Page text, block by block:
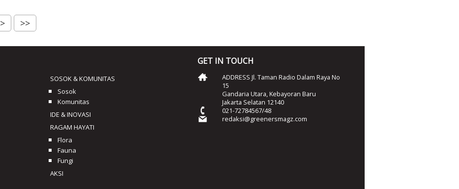
> >>
SOSOK & KOMUNITAS
Sosok
Komunitas
IDE & INOVASI
RAGAM HAYATI
Flora
Fauna
Fungi
AKSI
GET IN TOUCH
ADDRESS Jl. Taman Radio Dalam Raya No
15
Gandaria Utara, Kebayoran Baru
Jakarta Selatan 12140
021-72784567/48
redaksi@greenersmagz.com